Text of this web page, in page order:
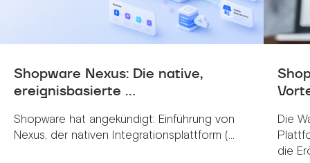
Shopware Nexus: Die native,
ereignisbasierte ...
Shopware hat angekündigt: Einführung von
Nexus, der nativen Integrationsplattform (...
Die
die